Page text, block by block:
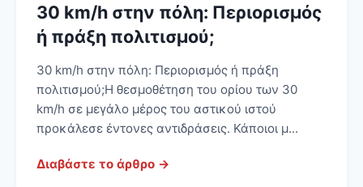
30 km/h στην πόλη: Περιορισμός
ή πράξη πολιτισμού;
30 km/h στην πόλη: Περιορισμός ή πράξη
πολιτισμού;Η θεσμοθέτηση του ορίου των 30
km/h σε μεγάλο μέρος του αστικού ιστού
προκάλεσε έντονες αντιδράσεις. Κάποιοι μ...
Διαβάστε το άρθρο →